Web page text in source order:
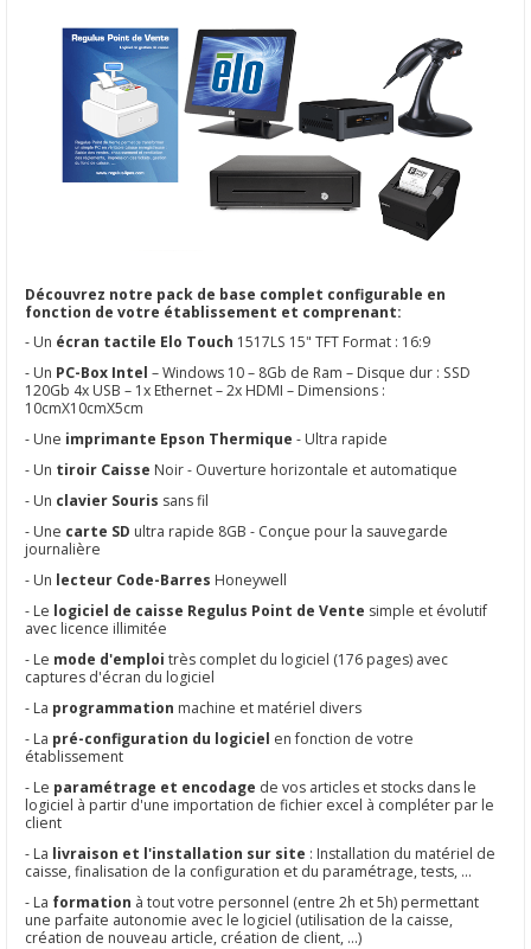
Découvrez notre pack de base complet configurable en
fonction de votre établissement et comprenant:
- Un écran tactile Elo Touch 1517LS 15" TFT Format : 16:9
- Un PC-Box Intel – Windows 10 – 8Gb de Ram – Disque dur : SSD
120Gb 4x USB – 1x Ethernet – 2x HDMI – Dimensions :
10cmX10cmX5cm
- Une imprimante Epson Thermique - Ultra rapide
- Un tiroir Caisse Noir - Ouverture horizontale et automatique
- Un clavier Souris sans fil
- Une carte SD ultra rapide 8GB - Conçue pour la sauvegarde
journalière
- Un lecteur Code-Barres Honeywell
- Le logiciel de caisse Regulus Point de Vente simple et évolutif
avec licence illimitée
- Le mode d'emploi très complet du logiciel (176 pages) avec
captures d'écran du logiciel
- La programmation machine et matériel divers
- La pré-configuration du logiciel en fonction de votre
établissement
- Le paramétrage et encodage de vos articles et stocks dans le
logiciel à partir d'une importation de fichier excel à compléter par le
client
- La livraison et l'installation sur site : Installation du matériel de
caisse, finalisation de la configuration et du paramétrage, tests, ...
- La formation à tout votre personnel (entre 2h et 5h) permettant
une parfaite autonomie avec le logiciel (utilisation de la caisse,
création de nouveau article, création de client, ...)